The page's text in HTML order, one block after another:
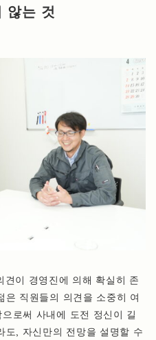
않는 것
이 경영진에 의해 확실히 존
직원들의 의견을 소중히 여
로써 사내에 도전 정신이 길
도, 자신만의 전망을 설명할 수